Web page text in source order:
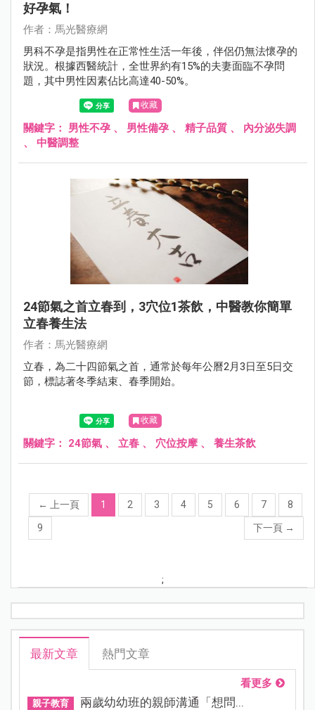
好孕氣！
作者：馬光醫療網
男科不孕是指男性在正常性生活一年後，伴侶仍無法懷孕的
狀況。根據西醫統計，全世界約有15%的夫妻面臨不孕問
題，其中男性因素佔比高達40-50%。
收藏
關鍵字： 男性不孕 、 男性備孕 、 精子品質 、 內分泌失調
、 中醫調整
24節氣之首立春到，3穴位1茶飲，中醫教你簡單
立春養生法
作者：馬光醫療網
立春，為二十四節氣之首，通常於每年公曆2月3日至5日交
節，標誌著冬季結束、春季開始。
收藏
關鍵字： 24節氣 、 立春 、 穴位按摩 、 養生茶飲
← 上一頁 1 2 3 4 5 6 7 8
9 下一頁 →
;
最新文章 熱門文章
看更多
親子教育 兩歲幼幼班的親師溝通「想問...